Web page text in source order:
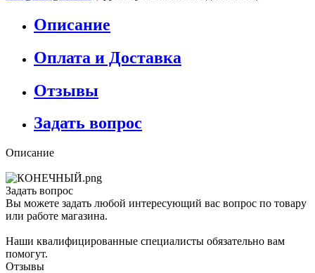
Описание
Оплата и Доставка
Отзывы
Задать вопрос
Описание
Задать вопрос
Вы можете задать любой интересующий вас вопрос по товару
или работе магазина.
Наши квалифицированные специалисты обязательно вам
помогут.
Отзывы